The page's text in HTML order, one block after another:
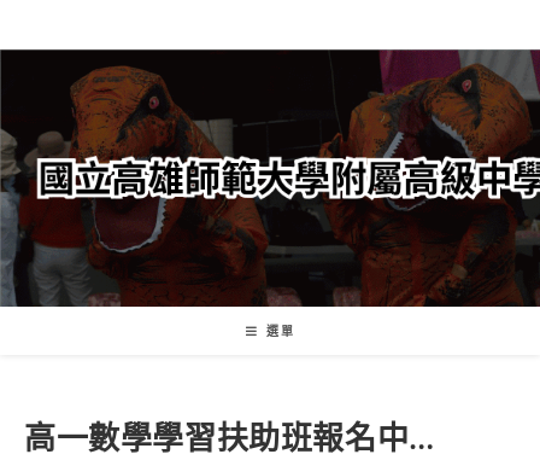
轉
要
內
容
選單
高一數學學習扶助班報名中…